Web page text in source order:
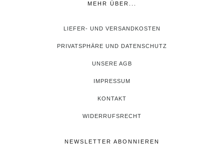
MEHR ÜBER...
LIEFER- UND VERSANDKOSTEN
PRIVATSPHÄRE UND DATENSCHUTZ
UNSERE AGB
IMPRESSUM
KONTAKT
WIDERRUFSRECHT
NEWSLETTER ABONNIEREN